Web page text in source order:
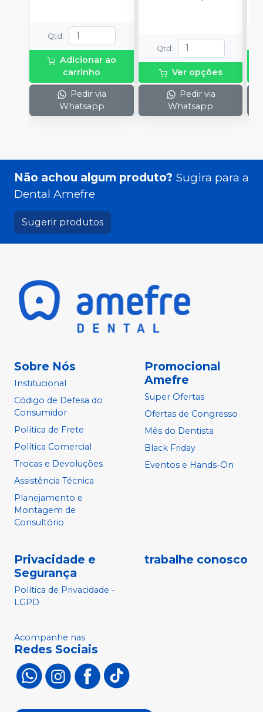
Qtd :
Adicionar ao
carrinho
Pedir via
Whatsapp
Qtd :
Ver opções
Pedir via
Whatsapp
Não achou algum produto? Sugira para a
Dental Amefre
Sugerir produtos
Sobre Nós
Institucional
Código de Defesa do
Consumidor
Política de Frete
Política Comercial
Trocas e Devoluções
Assistência Técnica
Planejamento e
Montagem de
Consultório
Promocional
Amefre
Super Ofertas
Ofertas de Congresso
Mês do Dentista
Black Friday
Eventos e Hands-On
Privacidade e
Segurança
Política de Privacidade -
LGPD
trabalhe conosco
Acompanhe nas
Redes Sociais